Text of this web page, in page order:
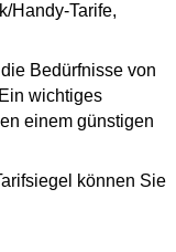
Handy-Tarife,
Bedürfnisse von
wichtiges
einem günstigen
können Sie